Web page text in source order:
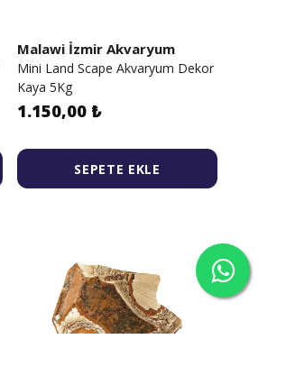
Malawi İzmir Akvaryum
Mini Land Scape Akvaryum Dekor
Kaya 5Kg
1.150,00 ₺
SEPETE EKLE